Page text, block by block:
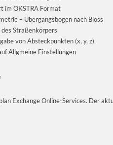
im OKSTRA Format
– Übergangsbögen nach Bloss
Straßenkörpers
von Absteckpunkten (x, y, z)
Allgmeine Einstellungen
Exchange Online-Services. Der